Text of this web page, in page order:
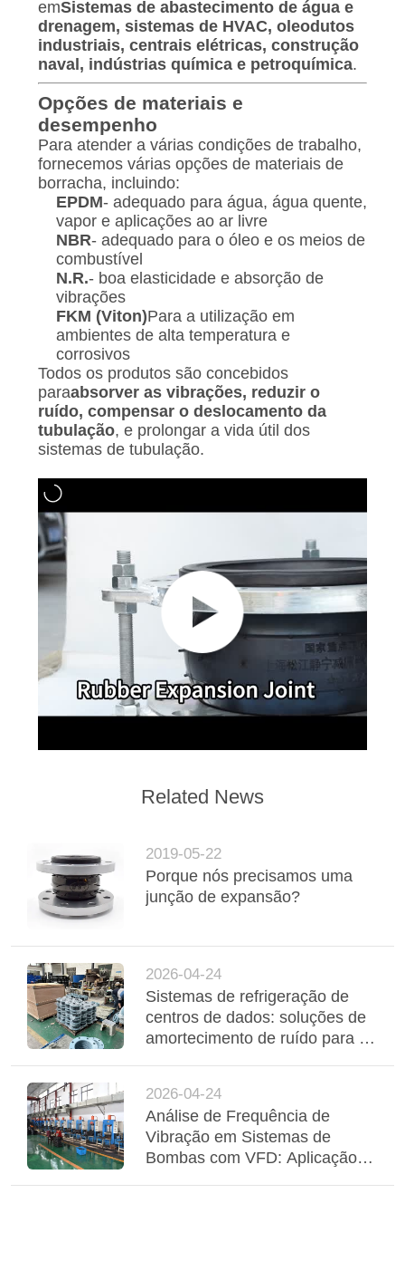
emSistemas de abastecimento de água e
drenagem, sistemas de HVAC, oleodutos
industriais, centrais elétricas, construção
naval, indústrias química e petroquímica.
Opções de materiais e
desempenho
Para atender a várias condições de trabalho,
fornecemos várias opções de materiais de
borracha, incluindo:
EPDM- adequado para água, água quente,
vapor e aplicações ao ar livre
NBR- adequado para o óleo e os meios de
combustível
N.R.- boa elasticidade e absorção de
vibrações
FKM (Viton)Para a utilização em
ambientes de alta temperatura e
corrosivos
Todos os produtos são concebidos
paraabsorver as vibrações, reduzir o
ruído, compensar o deslocamento da
tubulação, e prolongar a vida útil dos
sistemas de tubulação.
Related News
2019-05-22
Porque nós precisamos uma
junção de expansão?
2026-04-24
Sistemas de refrigeração de
centros de dados: soluções de
amortecimento de ruído para as
2026-04-24
Análise de Frequência de
Vibração em Sistemas de
Bombas com VFD: Aplicação